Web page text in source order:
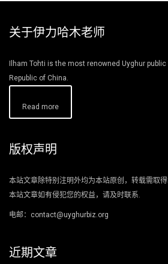
关于伊力哈木老师
Ilham Tohti is the most renowned Uyghur
Republic of China.
Read more
版权声明
本站文章除特别注明外均为本站原创，转载需取得
本站文章如有侵犯您的权益，请及时联系.
电邮：contact@uyghurbiz.org
近期文章